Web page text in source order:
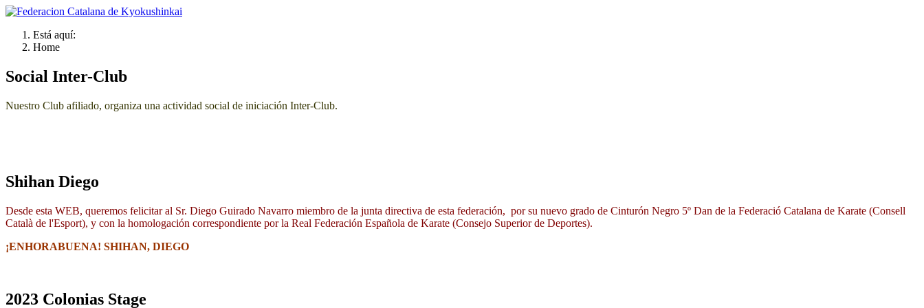
Está aquí:
Home
Social Inter-Club
Nuestro Club afiliado, organiza una actividad social de iniciación Inter-Club.
Shihan Diego
Desde esta WEB, queremos felicitar al Sr. Diego Guirado Navarro miembro de la junta directiva de esta federación, por su nuevo grado de Cinturón Negro 5º Dan de la Federació Catalana de Karate (Consell
Català de l'Esport), y con la homologación correspondiente por la Real Federación Española de Karate (Consejo Superior de Deportes).
¡ENHORABUENA! SHIHAN, DIEGO
2023 Colonias Stage